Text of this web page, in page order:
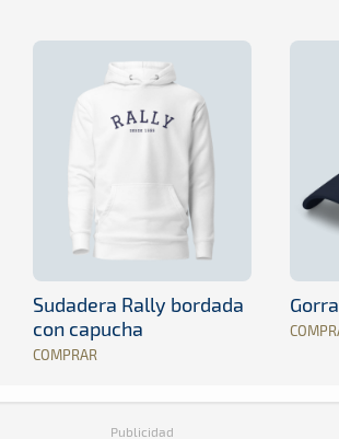
Sudadera Rally bordada
con capucha
COMPRAR
Publicidad